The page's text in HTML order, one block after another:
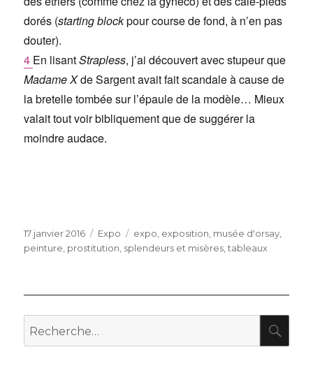
dorés (starting blockpour course de fond, à n’en pas
douter).
4 En lisantStrapless, j’ai découvert avec stupeur que
Madame Xde Sargent avait fait scandale à cause de
la bretelle tombée sur l’épaule de la modèle… Mieux
valait tout voir bibliquement que de suggérer la
moindre audace.
Publié
le
17 janvier 2016 Catégories
Expo Étiquettes
expo, exposition, musée d'orsay,
peinture, prostitution, splendeurs et misères,tableaux
Recherche
pour